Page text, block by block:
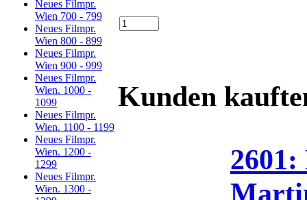
Neues Filmpr.
Wien 700 - 799
Neues Filmpr.
Wien 800 - 899
Neues Filmpr.
Wien 900 - 999
Neues Filmpr.
Wien. 1000 -
1099
Neues Filmpr.
Wien. 1100 - 1199
Neues Filmpr.
Wien. 1200 -
1299
Neues Filmpr.
Wien. 1300 -
Kunden
2601: